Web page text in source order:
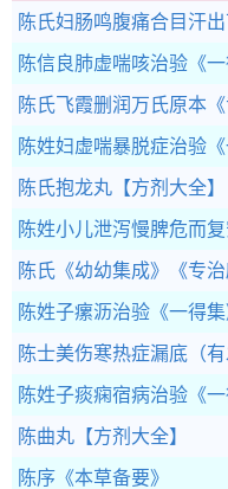
陈氏妇肠鸣腹痛合目汗
陈信良肺虚喘咳治验 《
陈氏飞霞删润万氏原本
陈姓妇虚喘暴脱症治验
陈氏抱龙丸 【方剂大全】
陈姓小儿泄泻慢脾危而
陈氏《幼幼集成》 《专
陈姓子瘰沥治验 《一得集
陈士美伤寒热症漏底（有
陈姓子痰痫宿病治验 《
陈曲丸 【方剂大全】
陈序 《本草备要》